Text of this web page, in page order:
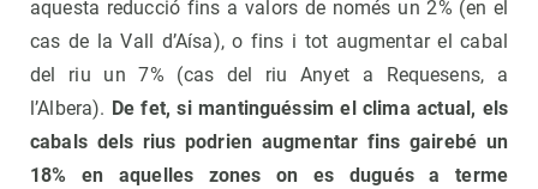
aquesta reducció fins a valors de només un 2% (en el
cas de la Vall d’Aísa), o fins i tot augmentar el cabal
del riu un 7% (cas del riu Anyet a Requesens, a
l’Albera). De fet, si mantinguéssim el clima actual, els
cabals dels rius podrien augmentar fins gairebé un
18% en aquelles zones on es dugués a terme